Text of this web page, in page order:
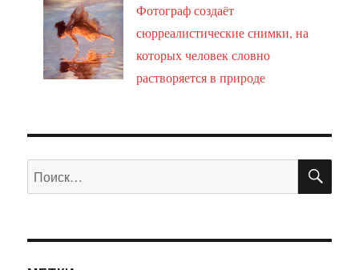
Фотограф создаёт
сюрреалистические снимки, на
которых человек словно
растворяется в природе
Искать: